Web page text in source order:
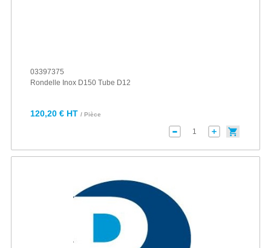
03397375
Rondelle Inox D150 Tube D12
120,20 € HT / Pièce